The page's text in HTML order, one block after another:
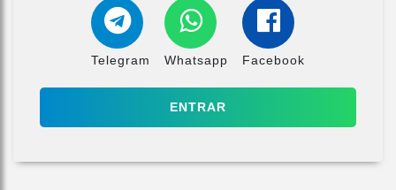
Telegram Whatsapp Facebook
ENTRAR